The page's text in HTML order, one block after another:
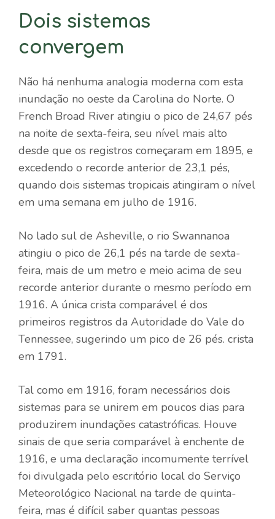
Dois sistemas
convergem
Não há nenhuma analogia moderna com esta
inundação no oeste da Carolina do Norte. O
French Broad River atingiu o pico de 24,67 pés
na noite de sexta-feira, seu nível mais alto
desde que os registros começaram em 1895, e
excedendo o recorde anterior de 23,1 pés,
quando dois sistemas tropicais atingiram o nível
em uma semana em julho de 1916.
No lado sul de Asheville, o rio Swannanoa
atingiu o pico de 26,1 pés na tarde de sexta-
feira, mais de um metro e meio acima de seu
recorde anterior durante o mesmo período em
1916. A única crista comparável é dos
primeiros registros da Autoridade do Vale do
Tennessee, sugerindo um pico de 26 pés. crista
em 1791.
Tal como em 1916, foram necessários dois
sistemas para se unirem em poucos dias para
produzirem inundações catastróficas. Houve
sinais de que seria comparável à enchente de
1916, e uma declaração incomumente terrível
foi divulgada pelo escritório local do Serviço
Meteorológico Nacional na tarde de quinta-
feira, mas é difícil saber quantas pessoas